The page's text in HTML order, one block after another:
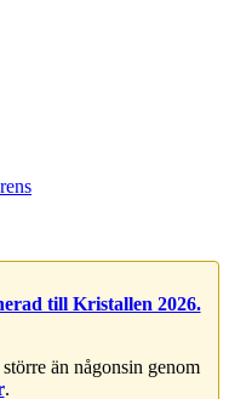
till Kristallen 2026.
än någonsin genom
.